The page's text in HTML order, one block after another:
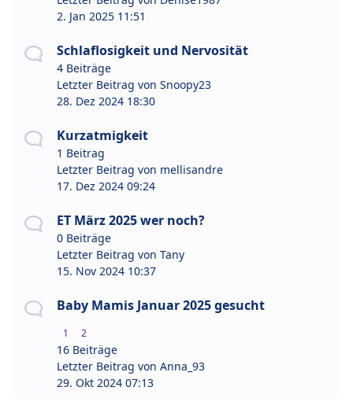
2. Jan 2025 11:51
Schlaflosigkeit und Nervosität
4 Beiträge
Letzter Beitrag von Snoopy23
28. Dez 2024 18:30
Kurzatmigkeit
1 Beitrag
Letzter Beitrag von mellisandre
17. Dez 2024 09:24
ET März 2025 wer noch?
0 Beiträge
Letzter Beitrag von Tany
15. Nov 2024 10:37
Baby Mamis Januar 2025 gesucht
1 2
16 Beiträge
Letzter Beitrag von Anna_93
29. Okt 2024 07:13